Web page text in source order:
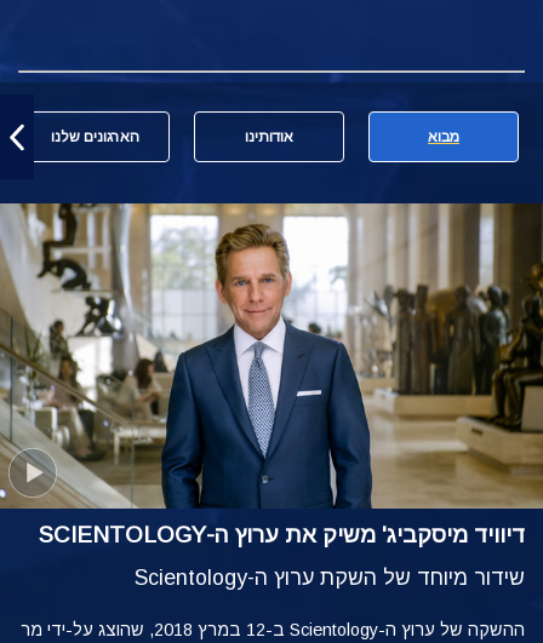
מבוא אודותינו הארגונים שלנו
דיוויד מיסקביג' משיק את ערוץ ה-SCIENTOLOGY
שידור מיוחד של השקת ערוץ ה-Scientology
ההשקה של ערוץ ה-Scientology ב-12 במרץ 2018, שהוצג על-ידי מר